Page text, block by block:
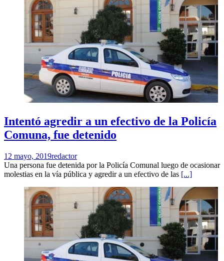
Intentó agredir a un efectivo de la Policía
Comuna, fue detenido
12 mayo, 2019redactor
Una persona fue detenida por la Policía Comunal luego de ocasionar
molestias en la vía pública y agredir a un efectivo de las [...]